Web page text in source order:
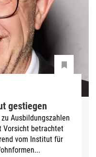
gestiegen
Ausbildungszahlen
Vorsicht betrachtet
vom Institut für